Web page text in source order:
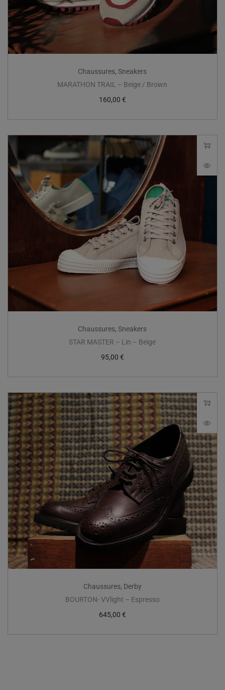
Chaussures,Sneakers
MARATHON TRAIL – Beige / Brown
160,00 €
Chaussures,Sneakers
STAR MASTER – Lin – Beige
95,00 €
Chaussures, Derby
BOURTON- VVlight – Espresso
645,00 €